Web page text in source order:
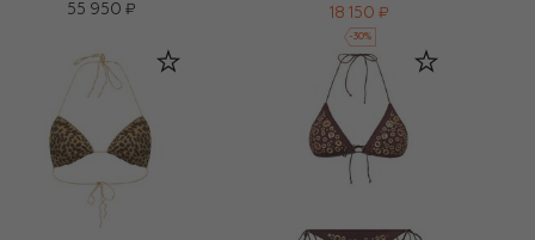
55 950 ₽
18 150 ₽
-30%